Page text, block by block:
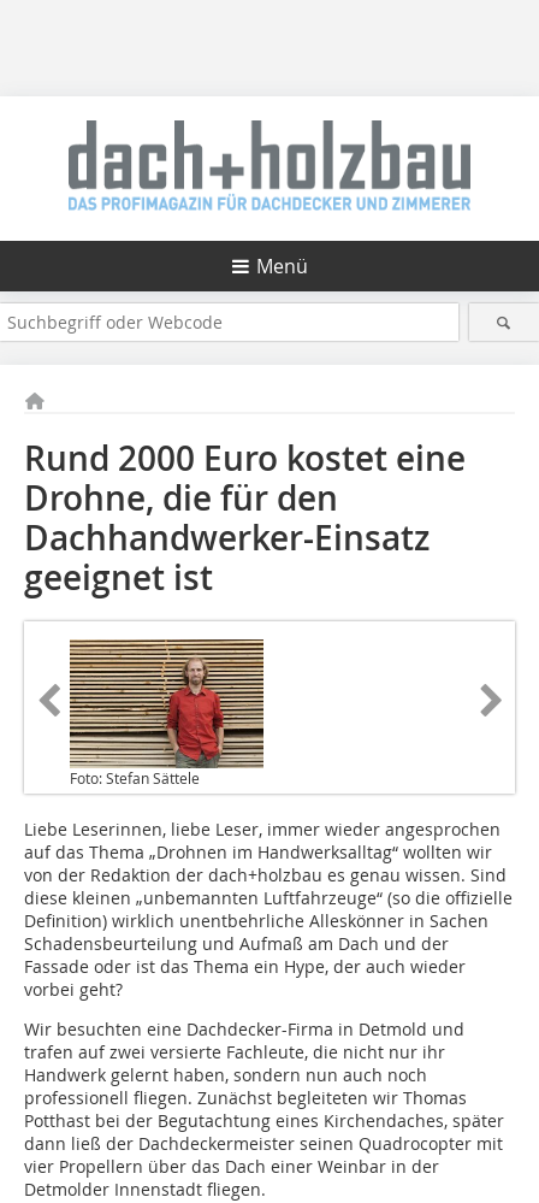
Menü
Rund 2000 Euro kostet eine
Drohne, die für den
Dachhandwerker-Einsatz
geeignet ist
Foto: Stefan Sättele
Liebe Leserinnen, liebe Leser, immer wieder angesprochen
auf das Thema „Drohnen im Handwerksalltag“ wollten wir
von der Redaktion der dach+holzbau es genau wissen. Sind
diese kleinen „unbemannten Luftfahrzeuge“ (so die offizielle
Definition) wirklich unentbehrliche Alleskönner in Sachen
Schadensbeurteilung und Aufmaß am Dach und der
Fassade oder ist das Thema ein Hype, der auch wieder
vorbei geht?
Wir besuchten eine Dachdecker-Firma in Detmold und
trafen auf zwei versierte Fachleute, die nicht nur ihr
Handwerk gelernt haben, sondern nun auch noch
professionell fliegen. Zunächst begleiteten wir Thomas
Potthast bei der Begutachtung eines Kirchendaches, später
dann ließ der Dachdeckermeister seinen Quadrocopter mit
vier Propellern über das Dach einer Weinbar in der
Detmolder Innenstadt fliegen.